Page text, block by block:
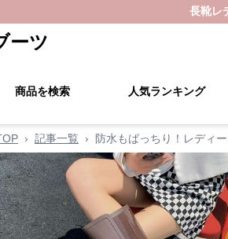
長靴レ
ーツ
商品を検索 人気ランキング
› 記事一覧 › 防水もばっちり！レディ